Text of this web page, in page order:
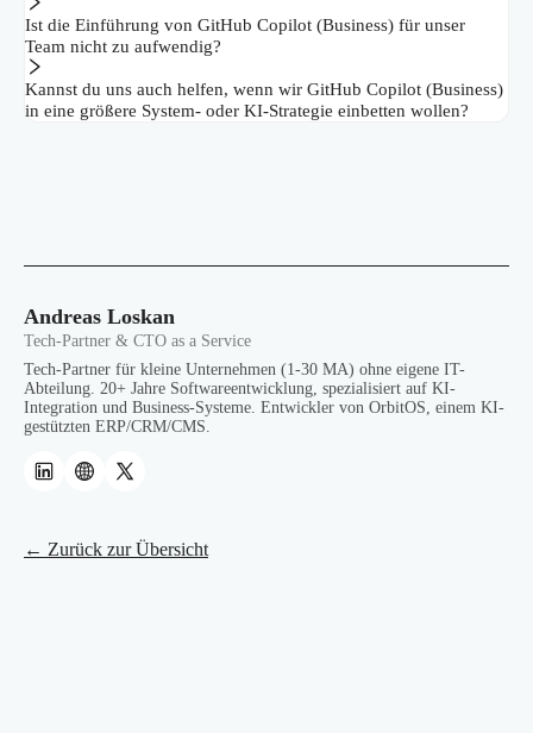
Ist die Einführung von GitHub Copilot (Business) für unser
Team nicht zu aufwendig?
Kannst du uns auch helfen, wenn wir GitHub Copilot (Business)
in eine größere System- oder KI-Strategie einbetten wollen?
Andreas Loskan
Tech-Partner & CTO as a Service
Tech-Partner für kleine Unternehmen (1-30 MA) ohne eigene IT-
Abteilung. 20+ Jahre Softwareentwicklung, spezialisiert auf KI-
Integration und Business-Systeme. Entwickler von OrbitOS, einem KI-
gestützten ERP/CRM/CMS.
← Zurück zur Übersicht